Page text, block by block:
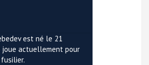
est né le 21
joue actuellement pour